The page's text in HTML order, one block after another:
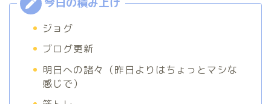
ジョグ
ブログ更新
明日への諸々（昨日よりはちょっとマシな
感じで）